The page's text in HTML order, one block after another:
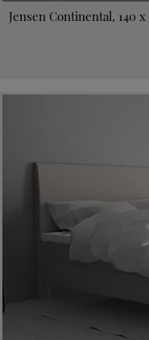
Jensen Continental, 140